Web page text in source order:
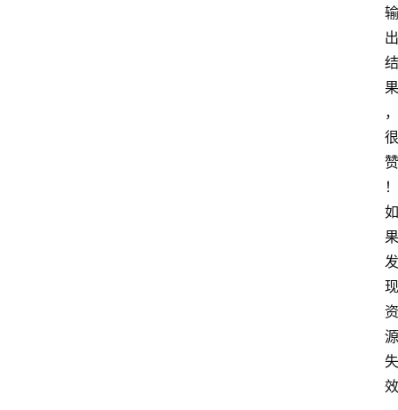
输
出
结
果
，
很
赞
！
如
果
发
现
资
源
失
效